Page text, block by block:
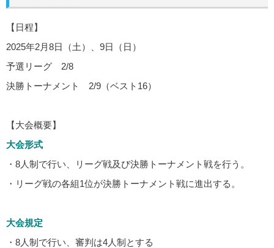
【日程】
2025年2月8日（土）、9日（日）
予選リーグ 2/8
決勝トーナメント 2/9（ベスト16）
【大会概要】
大会形式
・8人制で行い、リーグ戦及び決勝トーナメント戦を行う。
・リーグ戦の各組1位が決勝トーナメント戦に進出する。
大会規定
・8人制で行い、審判は4人制とする